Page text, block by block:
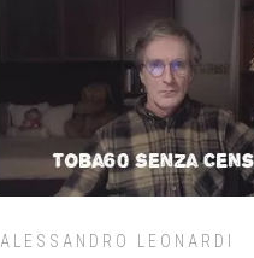
ALESSANDRO LEONARDI